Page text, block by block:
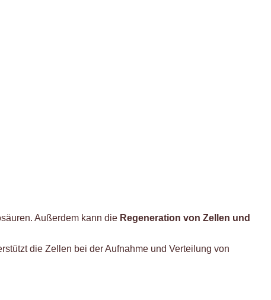
Außerdem kann die Regeneration von Zellen und
die Zellen bei der Aufnahme und Verteilung von